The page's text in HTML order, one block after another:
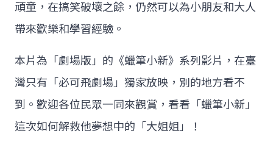
頑童，在搞笑破壞之餘，仍然可以為小朋友和大人
帶來歡樂和學習經驗。
本片為「劇場版」的《蠟筆小新》系列影片，在臺
灣只有「必可飛劇場」獨家放映，別的地方看不
到。歡迎各位民眾一同來觀賞，看看「蠟筆小新」
這次如何解救他夢想中的「大姐姐」！